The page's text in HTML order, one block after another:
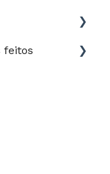
feitos